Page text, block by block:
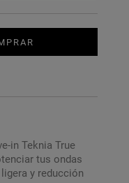
in Teknia True
tus ondas
y reducción